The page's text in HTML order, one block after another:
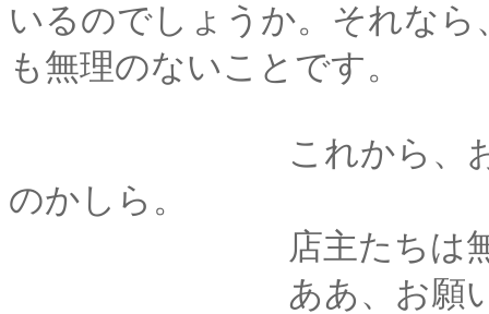
いるのでしょうか。それな
も無理のないことです。
これから、お嬢様と
のかしら。
店主たちは無事で
ああ、お願いだから